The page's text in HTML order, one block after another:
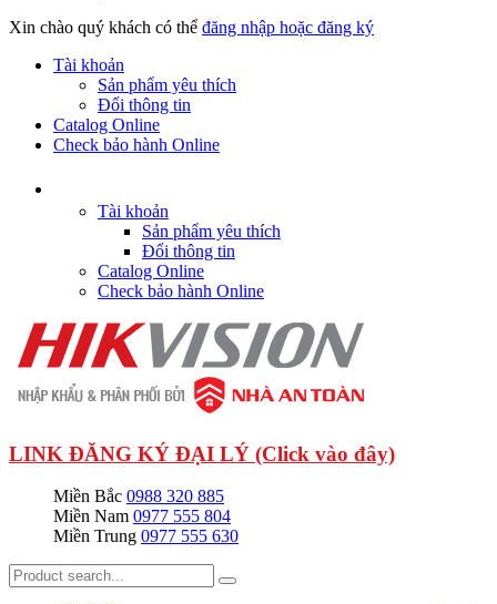
Xin chào quý khách có thể đăng nhập hoặc đăng ký
Tài khoản
Sản phẩm yêu thích
Đổi thông tin
Catalog Online
Check bảo hành Online
Tài khoản
Sản phẩm yêu thích
Đổi thông tin
Catalog Online
Check bảo hành Online
LINK ĐĂNG KÝ ĐẠI LÝ (Click vào đây)
Miền Bắc 0988 320 885
Miền Nam 0977 555 804
Miền Trung 0977 555 630